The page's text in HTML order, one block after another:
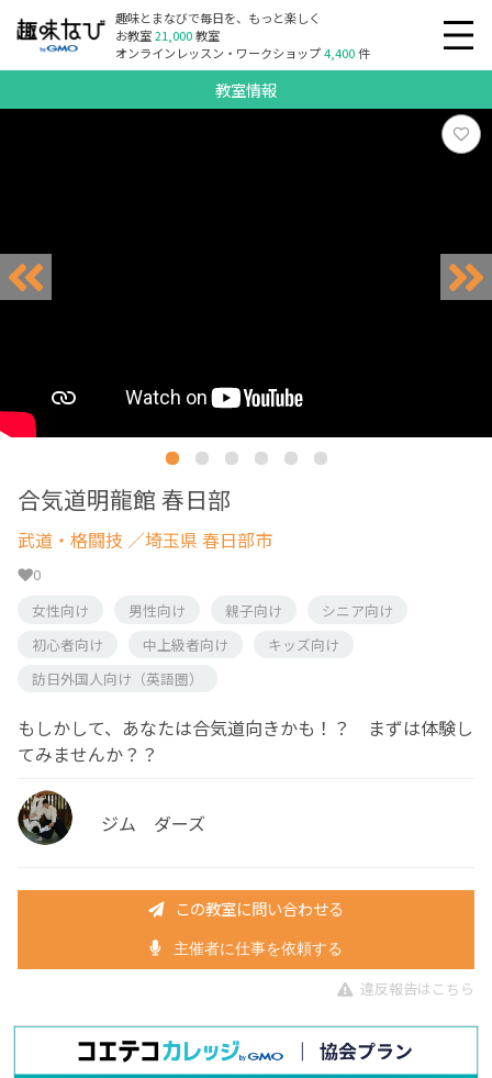
趣味とまなびで毎日を、もっと楽しく
お教室21,000教室
オンラインレッスン・ワークショップ4,400件
教室情報
合気道明龍館 春日部
武道・格闘技 ／埼玉県 春日部市
0
女性向け
男性向け 親子向け
シニア向け
初心者向け
中上級者向け
キッズ向け
訪日外国人向け（英語圏）
もしかして、あなたは合気道向きかも！？ まずは体験し
てみませんか？？
ジム ダーズ
この教室に問い合わせる
主催者に仕事を依頼する
違反報告はこちら